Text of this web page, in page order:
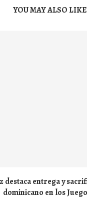
YOU MAY ALSO LIKE
destaca entrega y
dominicano en los